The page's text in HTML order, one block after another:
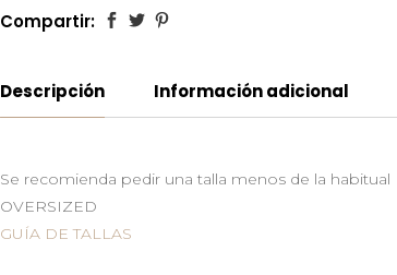
Compartir:
Descripción Información adicional
Se recomienda pedir una talla menos de la habitual
OVERSIZED
GUÍA DE TALLAS